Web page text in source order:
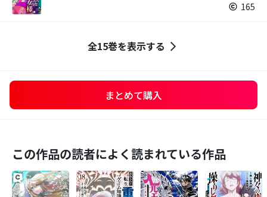
165
全15巻を表示する
まとめて購入
この作品の読者によく読まれている作品